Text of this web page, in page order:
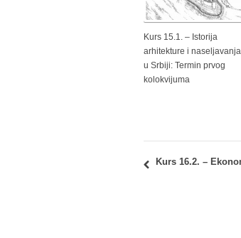
Kurs 15.1. – Istorija
arhitekture i naseljavanja
u Srbiji: Termin prvog
kolokvijuma